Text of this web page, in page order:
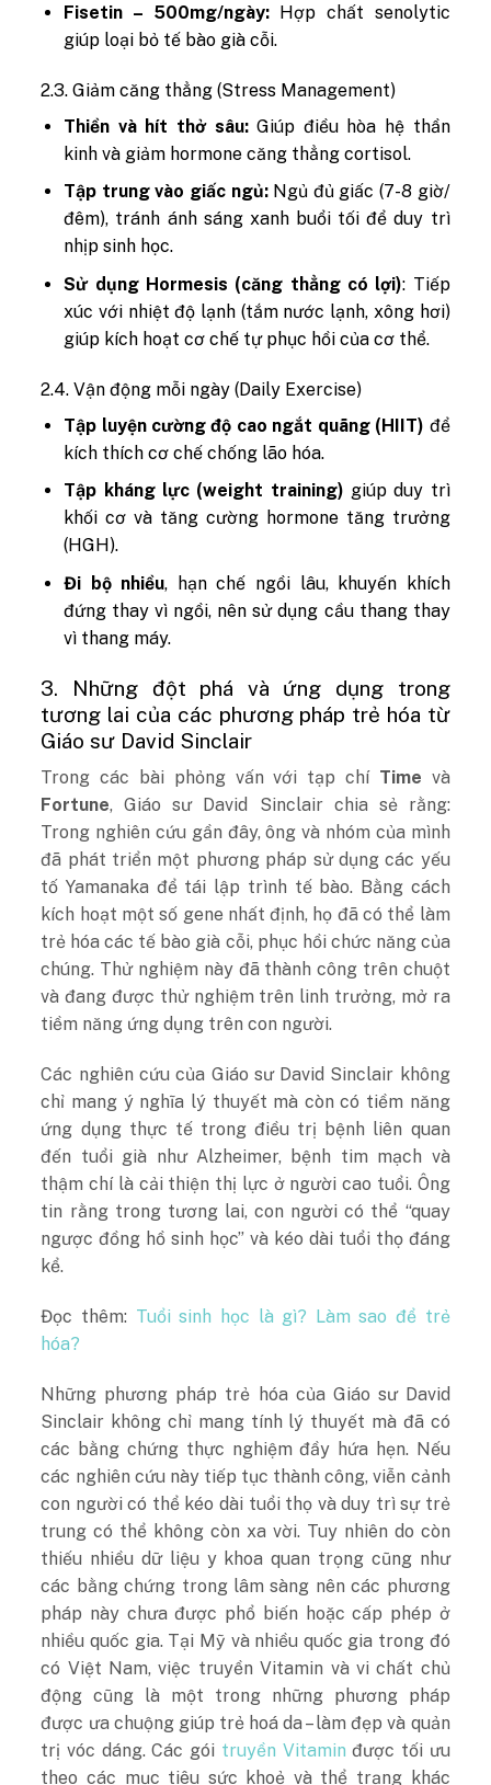
Fisetin – 500mg/ngày:Hợp chất senolytic
giúp loại bỏ tế bào già cỗi.
2.3. Giảm căng thẳng (Stress Management)
Thiền và hít thở sâu:Giúp điều hòa hệ thần
kinh và giảm hormone căng thẳng cortisol.
Tập trung vào giấc ngủ: Ngủ đủ giấc (7-8 giờ/
đêm), tránh ánh sáng xanh buổi tối để duy trì
nhịp sinh học.
Sử dụng Hormesis (căng thẳng có lợi): Tiếp
xúc với nhiệt độ lạnh (tắm nước lạnh, xông hơi)
giúp kích hoạt cơ chế tự phục hồi của cơ thể.
2.4. Vận động mỗi ngày (Daily Exercise)
Tập luyện cường độ cao ngắt quãng (HIIT) để
kích thích cơ chế chống lão hóa.
Tập kháng lực (weight training) giúp duy trì
khối cơ và tăng cường hormone tăng trưởng
(HGH).
Đi bộ nhiều, hạn chế ngồi lâu, khuyến khích
đứng thay vì ngồi, nên sử dụng cầu thang thay
vì thang máy.
3. Những đột phá và ứng dụng trong
tương lai của các phương pháp trẻ hóa từ
Giáo sư David Sinclair
Trong các bài phỏng vấn với tạp chí Time và
Fortune, Giáo sư David Sinclair chia sẻ rằng:
Trong nghiên cứu gần đây, ông và nhóm của mình
đã phát triển một phương pháp sử dụng các yếu
tố Yamanaka để tái lập trình tế bào. Bằng cách
kích hoạt một số gene nhất định, họ đã có thể làm
trẻ hóa các tế bào già cỗi, phục hồi chức năng của
chúng. Thử nghiệm này đã thành công trên chuột
và đang được thử nghiệm trên linh trưởng, mở ra
tiềm năng ứng dụng trên con người.
Các nghiên cứu của Giáo sư David Sinclair không
chỉ mang ý nghĩa lý thuyết mà còn có tiềm năng
ứng dụng thực tế trong điều trị bệnh liên quan
đến tuổi già như Alzheimer, bệnh tim mạch và
thậm chí là cải thiện thị lực ở người cao tuổi. Ông
tin rằng trong tương lai, con người có thể “quay
ngược đồng hồ sinh học” và kéo dài tuổi thọ đáng
kể.
Đọc thêm: Tuổi sinh học là gì? Làm sao để trẻ
hóa?
Những phương pháp trẻ hóa của Giáo sư David
Sinclair không chỉ mang tính lý thuyết mà đã có
các bằng chứng thực nghiệm đầy hứa hẹn. Nếu
các nghiên cứu này tiếp tục thành công, viễn cảnh
con người có thể kéo dài tuổi thọ và duy trì sự trẻ
trung có thể không còn xa vời. Tuy nhiên do còn
thiếu nhiều dữ liệu y khoa quan trọng cũng như
các bằng chứng trong lâm sàng nên các phương
pháp này chưa được phổ biến hoặc cấp phép ở
nhiều quốc gia. Tại Mỹ và nhiều quốc gia trong đó
có Việt Nam, việc truyền Vitamin và vi chất chủ
động cũng là một trong những phương pháp
được ưa chuộng giúp trẻ hoá da – làm đẹp và quản
trị vóc dáng. Các gói truyền Vitamin được tối ưu
theo các mục tiêu sức khoẻ và thể trạng khác